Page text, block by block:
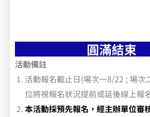
圓滿結束
活動備註
活動報名截止日(場次一8/22 ; 場次
位將視報名狀況提前或延後線上報
本活動採預先報名，經主辦單位審